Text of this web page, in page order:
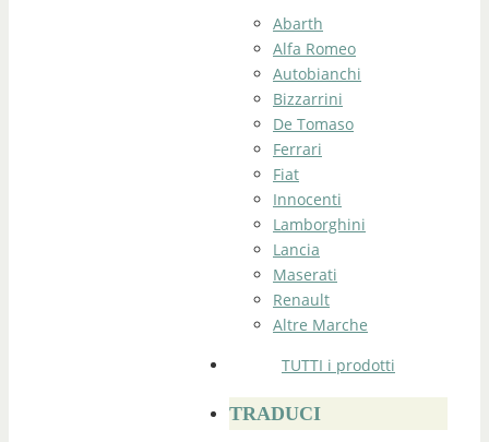
Abarth
Alfa Romeo
Autobianchi
Bizzarrini
De Tomaso
Ferrari
Fiat
Innocenti
Lamborghini
Lancia
Maserati
Renault
Altre Marche
TUTTI i prodotti
TRADUCI